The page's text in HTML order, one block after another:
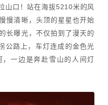
山口！站在海拔5210米的风
慢清晰，头顶的星星也开始
长曝光，不仅拍到了漫天的
公路上，车灯连成的金色光
一边是奔赴雪山的人间灯